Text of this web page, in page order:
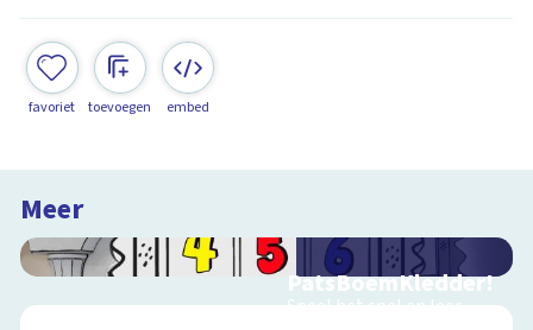
favoriet toevoegen embed
Meer
PatsBoemKledder!
Speel het spel en leer